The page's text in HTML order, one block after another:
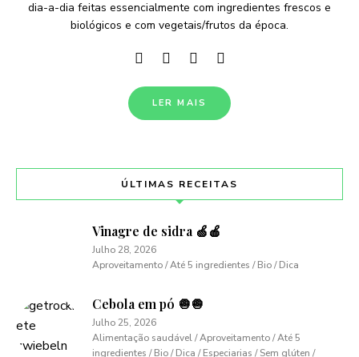
dia-a-dia feitas essencialmente com ingredientes frescos e
biológicos e com vegetais/frutos da época.
LER MAIS
ÚLTIMAS RECEITAS
Vinagre de sidra 🍏🍎
Julho 28, 2026
Aproveitamento / Até 5 ingredientes / Bio / Dica
Cebola em pó 🧅🧅
Julho 25, 2026
Alimentação saudável / Aproveitamento / Até 5
ingredientes / Bio / Dica / Especiarias / Sem glúten /